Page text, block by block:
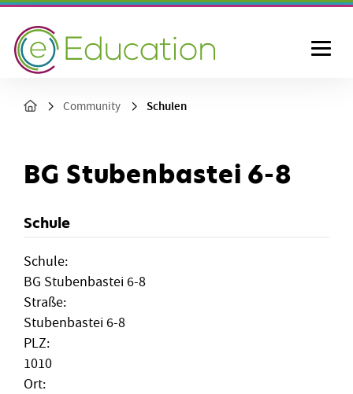
Community Schulen
BG Stubenbastei 6-8
Schule
Schule:
BG Stubenbastei 6-8
Straße:
Stubenbastei 6-8
PLZ:
1010
Ort: